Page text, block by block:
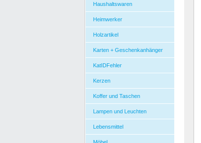
Haushaltswaren
Heimwerker
Holzartikel
Karten + Geschenkanhänger
KatIDFehler
Kerzen
Koffer und Taschen
Lampen und Leuchten
Lebensmittel